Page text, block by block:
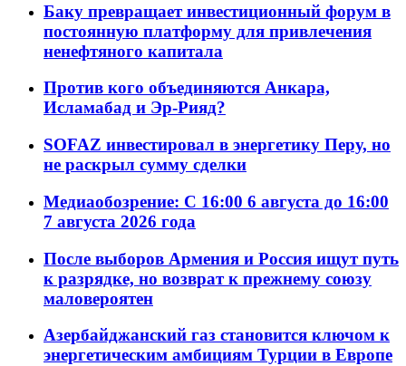
Баку превращает инвестиционный форум в
постоянную платформу для привлечения
ненефтяного капитала
Против кого объединяются Анкара,
Исламабад и Эр-Рияд?
SOFAZ инвестировал в энергетику Перу, но
не раскрыл сумму сделки
Медиаобозрение: С 16:00 6 августа до 16:00
7 августа 2026 года
После выборов Армения и Россия ищут путь
к разрядке, но возврат к прежнему союзу
маловероятен
Азербайджанский газ становится ключом к
энергетическим амбициям Турции в Европе